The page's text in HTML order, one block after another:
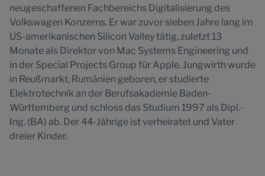
neugeschaffenen Fachbereichs Digitalisierung des
Volkswagen Konzerns. Er war zuvor sieben Jahre lang im
US-amerikanischen Silicon Valley tätig, zuletzt 13
Monate als Direktor von Mac Systems Engineering und
in der Special Projects Group für Apple. Jungwirth wurde
in Reußmarkt, Rumänien geboren, er studierte
Elektrotechnik an der Berufsakademie Baden-
Württemberg und schloss das Studium 1997 als Dipl.-
Ing. (BA) ab. Der 44-Jährige ist verheiratet und Vater
dreier Kinder.